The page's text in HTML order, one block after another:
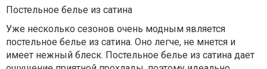
Постельное белье из сатина
Уже несколько сезонов очень модным является
постельное белье из сатина. Оно легче, не мнется и
имеет нежный блеск. Постельное белье из сатина дает